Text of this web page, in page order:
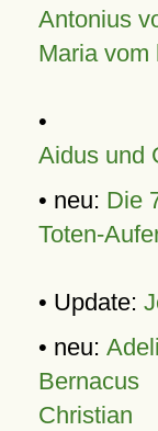
Antonius
Maria vom
•
Aidus und
• neu: Die
Toten-
• Update:
• neu:
Bernacus
Christian